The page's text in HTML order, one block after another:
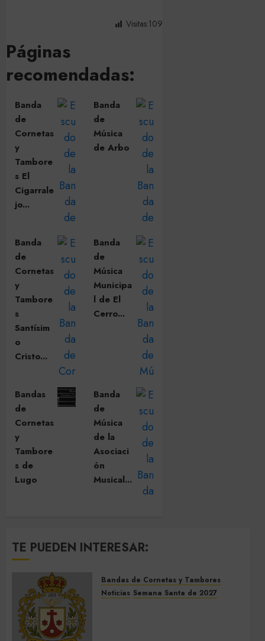
Visitas:109
Páginas
recomendadas:
Banda
de
Cornetas
y
Tambore
s El
Cigarrale
jo...
Banda
de
Música
de Arbo
Banda
de
Cornetas
y
Tambore
s
Santísim
o
Cristo...
Banda
de
Música
Municipa
l de El
Cerro...
Bandas
de
Cornetas
y
Tambore
s de
Lugo
Banda
de
Música
de la
Asociaci
ón
Musical...
TE PUEDEN INTERESAR:
Bandas de Cornetas y Tambores
Noticias Semana Santa de 2027